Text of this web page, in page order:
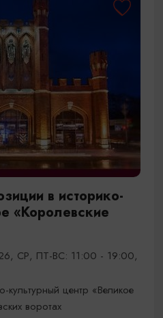
в историко-
«Королевские
СР, ПТ-ВС: 11:00 - 19:00,
культурный центр «Великое
воротах